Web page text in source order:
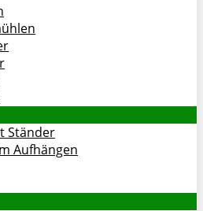
Ständer
Aufhängen